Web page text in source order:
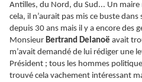
Antilles, du Nord, du Sud... Un maire
cela, il n’aurait pas mis ce buste
depuis 30 ans mais il y a encore des
Monsieur Bertrand Delanoë avait
m’avait demandé de lui rédiger une
Président ; tous les hommes
trouvé cela vachement intéressant